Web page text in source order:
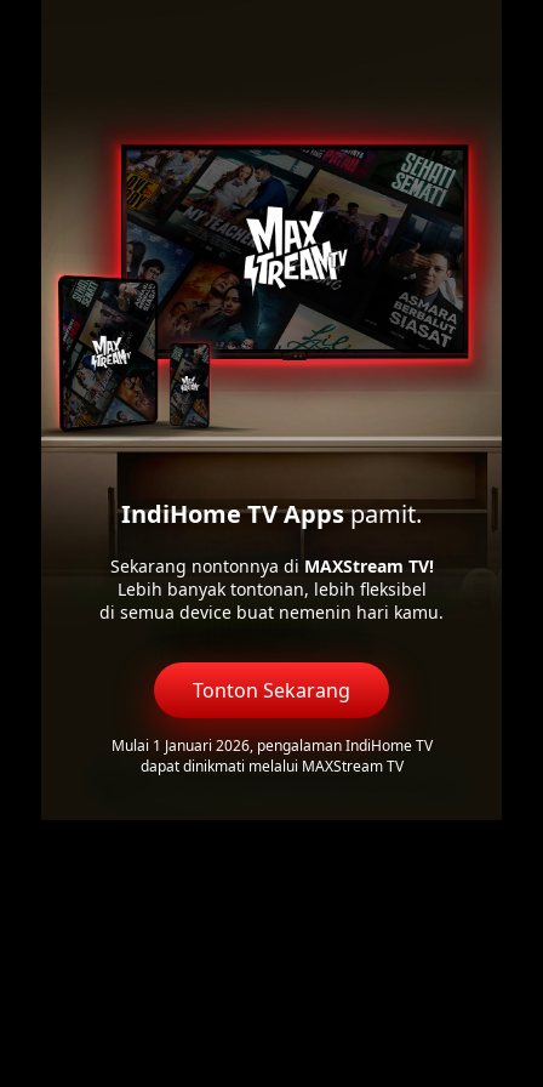
IndiHome TV Appspamit.
Sekarang nontonnya di MAXStream TV!
Lebih banyak tontonan, lebih fleksibel
di semua device buat nemenin hari kamu.
Tonton Sekarang
Mulai 1 Januari 2026, pengalaman IndiHome TV
dapat dinikmati melalui MAXStream TV